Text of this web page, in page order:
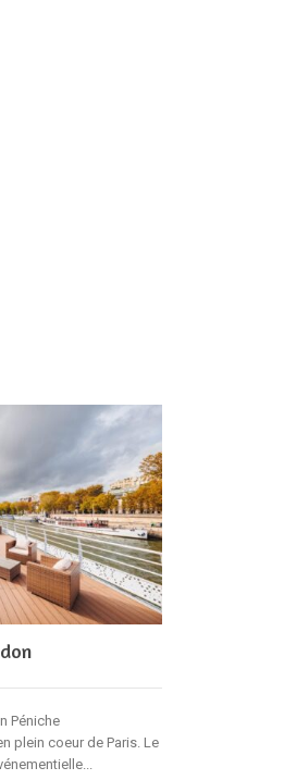
Péniche
plein coeur de Paris. Le